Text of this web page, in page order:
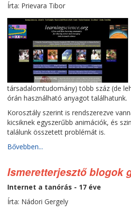
Írta: Prievara Tibor
társadalomtudomány) több száz (de
órán használható anyagot találhatunk.
Korosztály szerint is rendszerezve
kicsiknek egyszerűbb animációk, és
találunk összetett problémát is.
Bővebben...
Ismeretterjesztő blogok
Internet a tanórás - 17 éve
Írta: Nádori Gergely